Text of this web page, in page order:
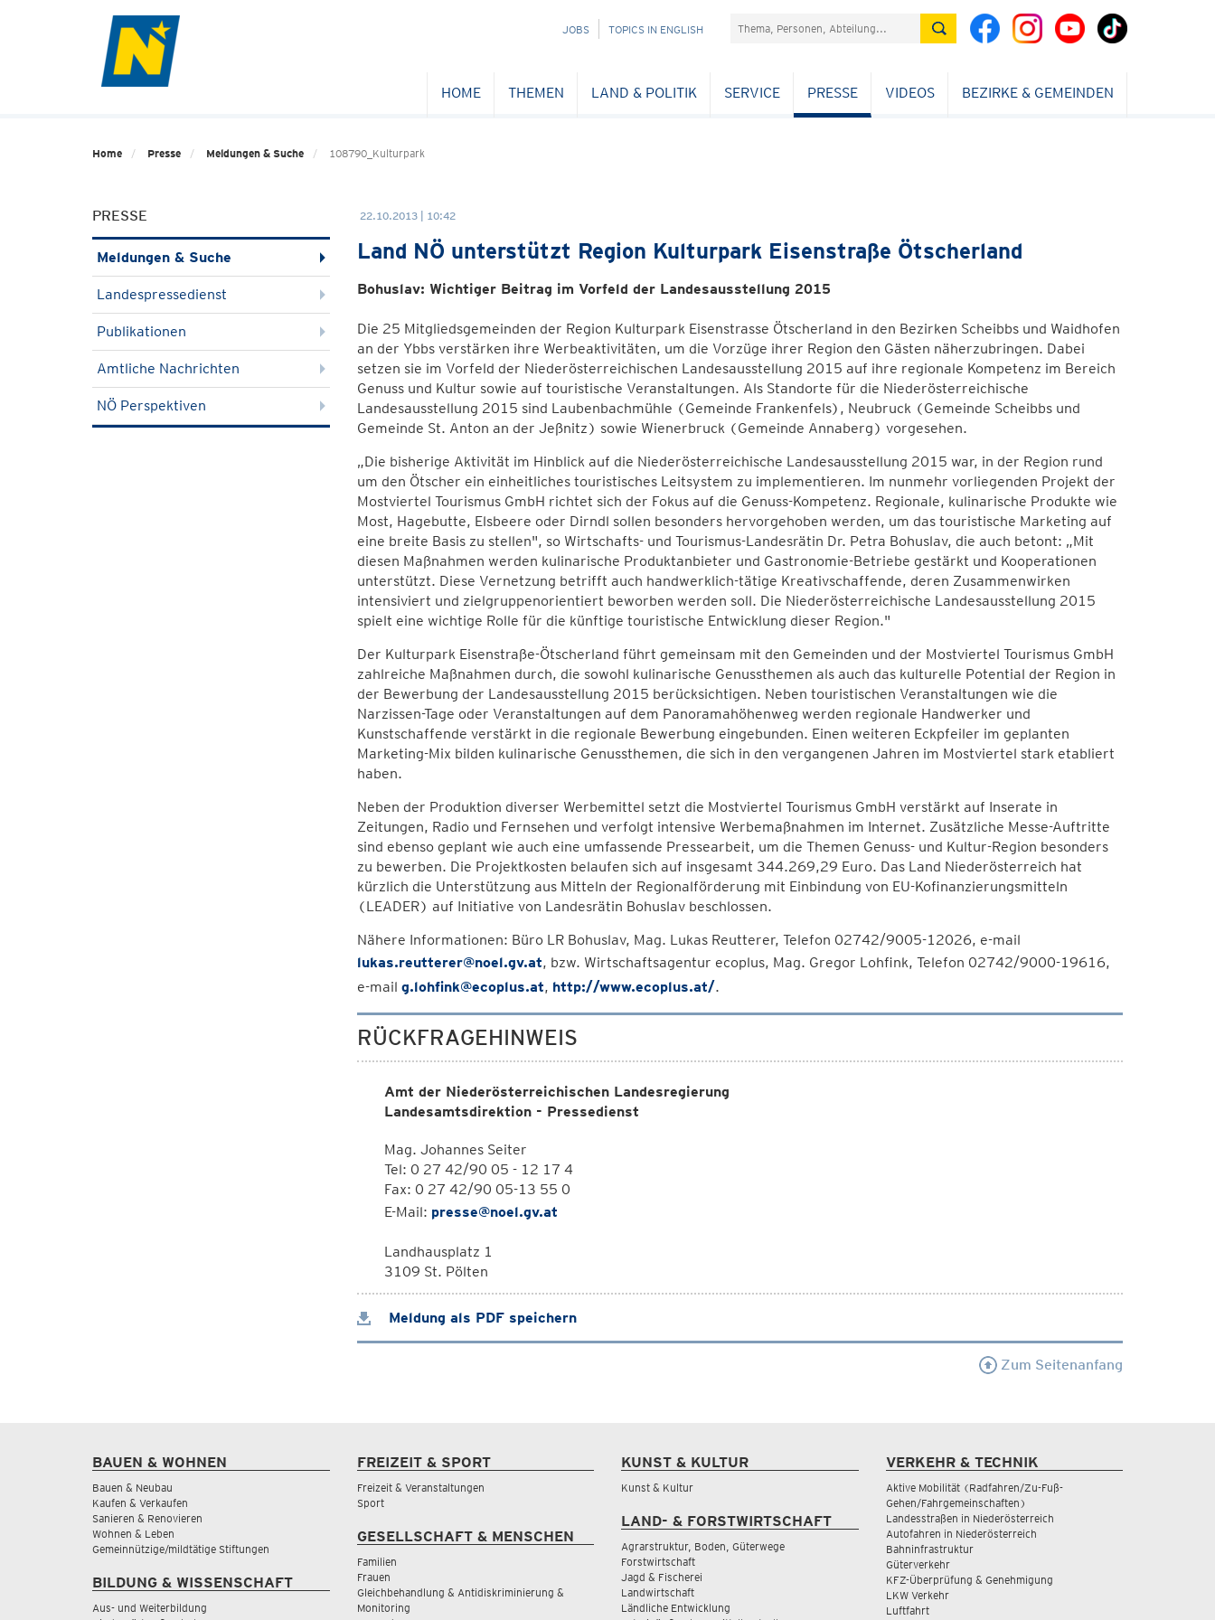
NAVIGATION
JOBS TOPICS IN ENGLISH Suchefeld
HOME THEMEN LAND & POLITIK SERVICE PRESSE VIDEOS BEZIRKE & GEMEINDEN
Home Presse Meldungen & Suche 108790_Kulturpark
PRESSE
Meldungen & Suche
Landespressedienst
Publikationen
Amtliche Nachrichten
NÖ Perspektiven
22.10.2013 | 10:42
Land NÖ unterstützt Region Kulturpark Eisenstraße Ötscherland
Bohuslav: Wichtiger Beitrag im Vorfeld der Landesausstellung 2015
Die 25 Mitgliedsgemeinden der Region Kulturpark Eisenstrasse Ötscherland in den Bezirken Scheibbs und Waidhofen
an der Ybbs verstärken ihre Werbeaktivitäten, um die Vorzüge ihrer Region den Gästen näherzubringen. Dabei
setzen sie im Vorfeld der Niederösterreichischen Landesausstellung 2015 auf ihre regionale Kompetenz im Bereich
Genuss und Kultur sowie auf touristische Veranstaltungen. Als Standorte für die Niederösterreichische
Landesausstellung 2015 sind Laubenbachmühle (Gemeinde Frankenfels), Neubruck (Gemeinde Scheibbs und
Gemeinde St. Anton an der Jeßnitz) sowie Wienerbruck (Gemeinde Annaberg) vorgesehen.
„Die bisherige Aktivität im Hinblick auf die Niederösterreichische Landesausstellung 2015 war, in der Region rund
um den Ötscher ein einheitliches touristisches Leitsystem zu implementieren. Im nunmehr vorliegenden Projekt der
Mostviertel Tourismus GmbH richtet sich der Fokus auf die Genuss-Kompetenz. Regionale, kulinarische Produkte wie
Most, Hagebutte, Elsbeere oder Dirndl sollen besonders hervorgehoben werden, um das touristische Marketing auf
eine breite Basis zu stellen", so Wirtschafts- und Tourismus-Landesrätin Dr. Petra Bohuslav, die auch betont: „Mit
diesen Maßnahmen werden kulinarische Produktanbieter und Gastronomie-Betriebe gestärkt und Kooperationen
unterstützt. Diese Vernetzung betrifft auch handwerklich-tätige Kreativschaffende, deren Zusammenwirken
intensiviert und zielgruppenorientiert beworben werden soll. Die Niederösterreichische Landesausstellung 2015
spielt eine wichtige Rolle für die künftige touristische Entwicklung dieser Region."
Der Kulturpark Eisenstraße-Ötscherland führt gemeinsam mit den Gemeinden und der Mostviertel Tourismus GmbH
zahlreiche Maßnahmen durch, die sowohl kulinarische Genussthemen als auch das kulturelle Potential der Region in
der Bewerbung der Landesausstellung 2015 berücksichtigen. Neben touristischen Veranstaltungen wie die
Narzissen-Tage oder Veranstaltungen auf dem Panoramahöhenweg werden regionale Handwerker und
Kunstschaffende verstärkt in die regionale Bewerbung eingebunden. Einen weiteren Eckpfeiler im geplanten
Marketing-Mix bilden kulinarische Genussthemen, die sich in den vergangenen Jahren im Mostviertel stark etabliert
haben.
Neben der Produktion diverser Werbemittel setzt die Mostviertel Tourismus GmbH verstärkt auf Inserate in
Zeitungen, Radio und Fernsehen und verfolgt intensive Werbemaßnahmen im Internet. Zusätzliche Messe-Auftritte
sind ebenso geplant wie auch eine umfassende Pressearbeit, um die Themen Genuss- und Kultur-Region besonders
zu bewerben. Die Projektkosten belaufen sich auf insgesamt 344.269,29 Euro. Das Land Niederösterreich hat
kürzlich die Unterstützung aus Mitteln der Regionalförderung mit Einbindung von EU-Kofinanzierungsmitteln
(LEADER) auf Initiative von Landesrätin Bohuslav beschlossen.
Nähere Informationen: Büro LR Bohuslav, Mag. Lukas Reutterer, Telefon 02742/9005-12026, e-mail
lukas.reutterer@noel.gv.at, bzw. Wirtschaftsagentur ecoplus, Mag. Gregor Lohfink, Telefon 02742/9000-19616,
e-mail g.lohfink@ecoplus.at, http://www.ecoplus.at/.
RÜCKFRAGEHINWEIS
Amt der Niederösterreichischen Landesregierung
Landesamtsdirektion - Pressedienst
Mag. Johannes Seiter
Tel: 0 27 42/90 05 - 12 17 4
Fax: 0 27 42/90 05-13 55 0
E-Mail: presse@noel.gv.at
Landhausplatz 1
3109 St. Pölten
Meldung als PDF speichern
Zum Seitenanfang
BAUEN & WOHNEN
Bauen & Neubau
Kaufen & Verkaufen
Sanieren & Renovieren
Wohnen & Leben
Gemeinnützige/mildtätige Stiftungen
BILDUNG & WISSENSCHAFT
Aus- und Weiterbildung
FREIZEIT & SPORT
Freizeit & Veranstaltungen
Sport
GESELLSCHAFT & MENSCHEN
Familien
Frauen
Gleichbehandlung & Antidiskriminierung &
Monitoring
KUNST & KULTUR
Kunst & Kultur
LAND- & FORSTWIRTSCHAFT
Agrarstruktur, Boden, Güterwege
Forstwirtschaft
Jagd & Fischerei
Landwirtschaft
Ländliche Entwicklung
VERKEHR & TECHNIK
Aktive Mobilität (Radfahren/Zu-Fuß-
Gehen/Fahrgemeinschaften)
Landesstraßen in Niederösterreich
Autofahren in Niederösterreich
Bahninfrastruktur
Güterverkehr
KFZ-Überprüfung & Genehmigung
LKW Verkehr
Luftfahrt